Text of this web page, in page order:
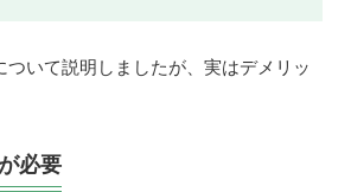
ついて説明しましたが、実はデメリッ
必要